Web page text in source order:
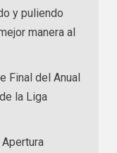
y puliendo
manera al
Final del Anual
la Liga